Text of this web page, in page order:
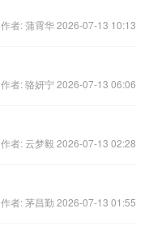
作者: 蒲霄华 2026-07-13 10:13
作者: 骆妍宁 2026-07-13 06:06
作者: 云梦毅 2026-07-13 02:28
作者: 茅昌勤 2026-07-13 01:55